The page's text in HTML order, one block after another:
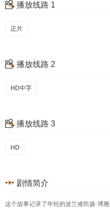
播放线路 1
正片
播放线路 2
HD中字
播放线路 3
HD
剧情简介
这个故事记录了年轻的波兰难民扬·博